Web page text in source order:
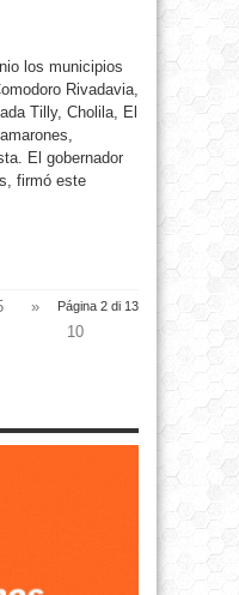
los municipios
Rivadavia,
Tilly, Cholila, El
El gobernador
firmó este
Página 2 di 13
»
10